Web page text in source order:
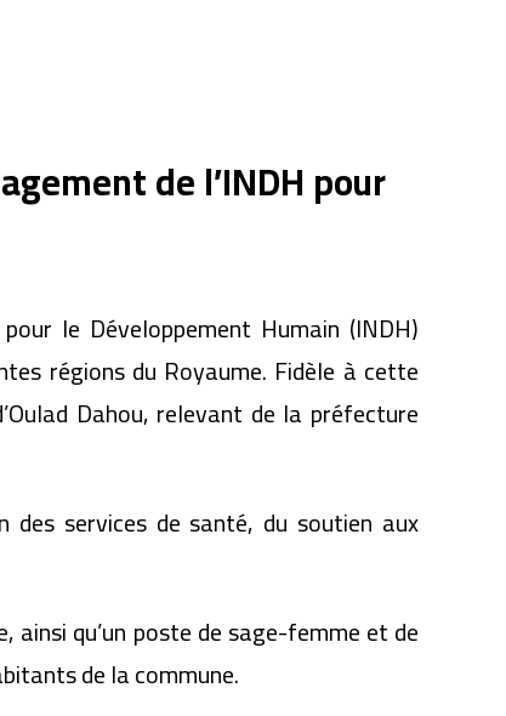
de l’INDH pour
le Développement Humain (INDH)
régions du Royaume. Fidèle à cette
Dahou, relevant de la préfecture
des services de santé, du soutien aux
ainsi qu’un poste de sage-femme et de
de la commune.